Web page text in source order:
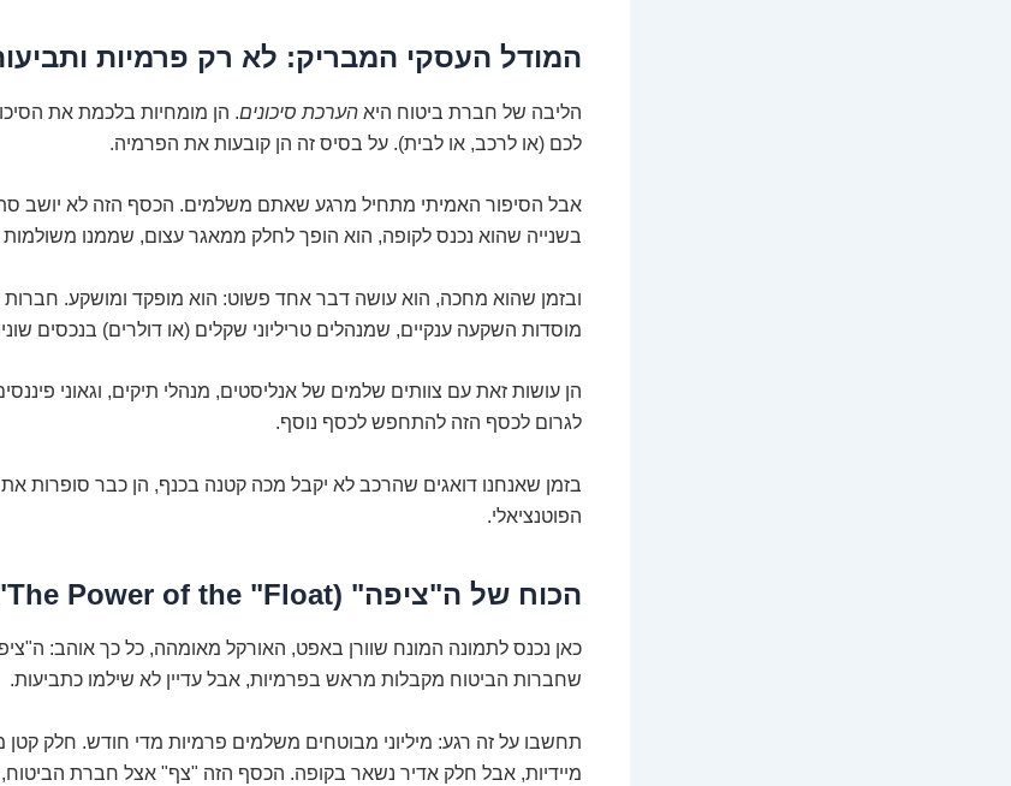
המודל העסקי המבריק: לא רק פרמיות
הליבה של חברת ביטוח היא הערכת סיכונים. הן מומחיות בלכמת את
לכם (או לרכב, או לבית). על בסיס זה הן קובעות את הפרמיה.
אבל הסיפור האמיתי מתחיל מרגע שאתם משלמים. הכסף הזה לא יושב
בשנייה שהוא נכנס לקופה, הוא הופך לחלק ממאגר עצום, שממנו משולמות
ובזמן שהוא מחכה, הוא עושה דבר אחד פשוט: הוא מופקד ומושקע.
מוסדות השקעה ענקיים, שמנהלים טריליוני שקלים (או דולרים) בנכסים
הן עושות זאת עם צוותים שלמים של אנליסטים, מנהלי תיקים, וגאוני
לגרום לכסף הזה להתחפש לכסף נוסף.
בזמן שאנחנו דואגים שהרכב לא יקבל מכה קטנה בכנף, הן כבר סופרות את
הפוטנציאלי.
הכוח של ה"ציפה" (The Power of the "Float")
שחברות הביטוח מקבלות מראש בפרמיות, אבל עדיין לא שילמו כתביעות.
תחשבו על זה רגע: מיליוני מבוטחים משלמים פרמיות מדי חודש. חלק
מיידיות, אבל חלק אדיר נשאר בקופה. הכסף הזה "צף" אצל חברת